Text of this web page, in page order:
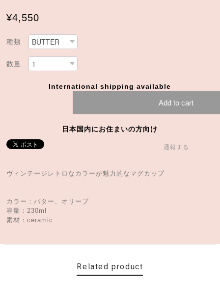
¥4,550
種類
数量
International shipping available
Add to cart
日本国内にお住まいの方向け
通報する
ヴィンテージレトロなカラーが魅力的なマグカップ
カラー：バター、オリーブ
容量：230ml
素材：ceramic
Related product